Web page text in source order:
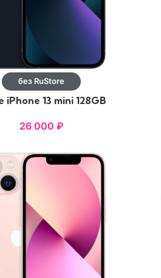
без RuStore
iPhone 13 mini 128GB
26 000 ₽